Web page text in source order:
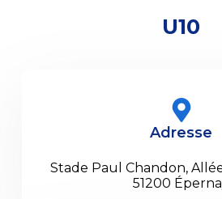
U10
Adresse
Stade Paul Chandon,
51200